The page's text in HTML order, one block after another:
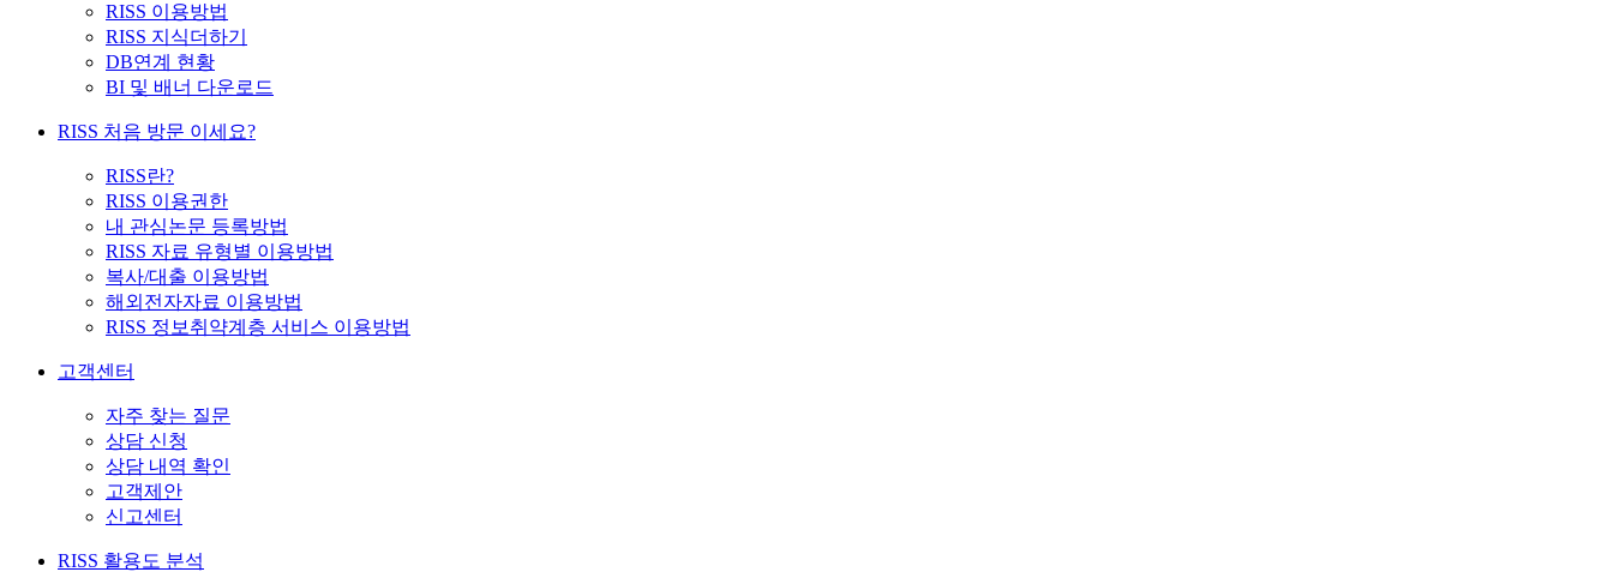
RISS 이용방법
RISS 지식더하기
DB연계 현황
BI 및 배너 다운로드
RISS 처음 방문 이세요?
RISS란?
RISS 이용권한
내 관심논문 등록방법
RISS 자료 유형별 이용방법
복사/대출 이용방법
해외전자자료 이용방법
RISS 정보취약계층 서비스 이용방법
고객센터
자주 찾는 질문
상담 신청
상담 내역 확인
고객제안
신고센터
RISS 활용도 분석